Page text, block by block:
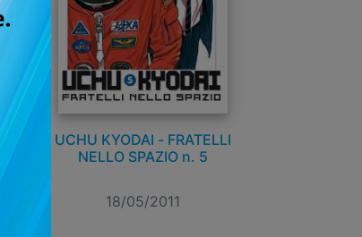
UCHU KYODAI - FRATELLI
NELLO SPAZIO n. 5
18/05/2011